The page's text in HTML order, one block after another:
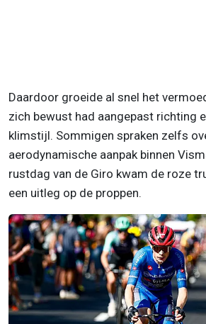
Daardoor groeide al snel het
zich bewust had aangepast richting
klimstijl. Sommigen spraken zelfs
aerodynamische aanpak binnen
rustdag van de Giro kwam de roze
een uitleg op de proppen.